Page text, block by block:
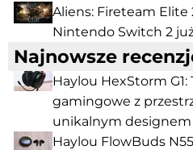
Aliens: Fireteam
Nintendo Switch 2
Najnowsze
Haylou HexStorm G1:
gamingowe z
unikalnym designem
Haylou FlowBuds